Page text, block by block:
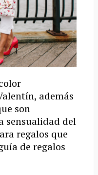
además
son
sensualidad del
regalos que
de regalos